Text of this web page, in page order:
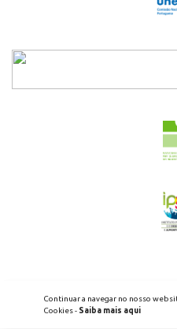
POLÍTICA DE PRIVACIDADE
Continuar a navegar no nosso
Cookies - Saiba mais aqui